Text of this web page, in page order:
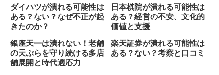
ダイハツが潰れる可能性は
ある？ない？なぜ不正が起
きたのか？
日本棋院が潰れる可能性は
ある？経営の不安、文化的
価値と支援
銀座天一は潰れない！老舗
の天ぷらを守り続ける多店
舗展開と時代適応力
楽天証券が潰れる可能性は
ある？ない？考察と口コミ